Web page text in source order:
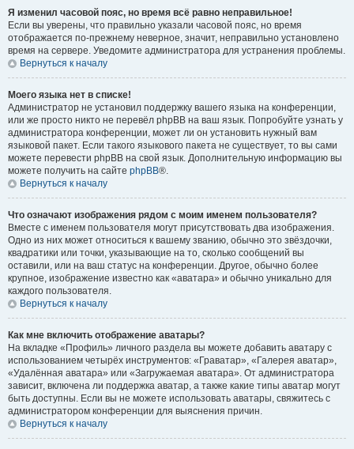
Я изменил часовой пояс, но время всё равно неправильное!
Если вы уверены, что правильно указали часовой пояс, но время
отображается по-прежнему неверное, значит, неправильно установлено
время на сервере. Уведомите администратора для устранения проблемы.
Вернуться к началу
Моего языка нет в списке!
Администратор не установил поддержку вашего языка на конференции,
или же просто никто не перевёл phpBB на ваш язык. Попробуйте узнать у
администратора конференции, может ли он установить нужный вам
языковой пакет. Если такого языкового пакета не существует, то вы сами
можете перевести phpBB на свой язык. Дополнительную информацию вы
можете получить на сайте phpBB®.
Вернуться к началу
Что означают изображения рядом с моим именем пользователя?
Вместе с именем пользователя могут присутствовать два изображения.
Одно из них может относиться к вашему званию, обычно это звёздочки,
квадратики или точки, указывающие на то, сколько сообщений вы
оставили, или на ваш статус на конференции. Другое, обычно более
крупное, изображение известно как «аватара» и обычно уникально для
каждого пользователя.
Вернуться к началу
Как мне включить отображение аватары?
На вкладке «Профиль» личного раздела вы можете добавить аватару с
использованием четырёх инструментов: «Граватар», «Галерея аватар»,
«Удалённая аватара» или «Загружаемая аватара». От администратора
зависит, включена ли поддержка аватар, а также какие типы аватар могут
быть доступны. Если вы не можете использовать аватары, свяжитесь с
администратором конференции для выяснения причин.
Вернуться к началу